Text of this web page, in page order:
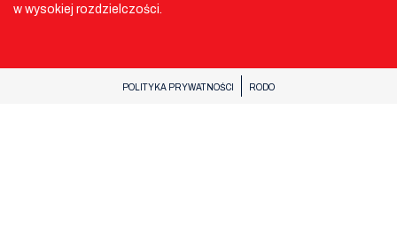
w wysokiej rozdzielczości.
POLITYKA PRYWATNOŚCI RODO